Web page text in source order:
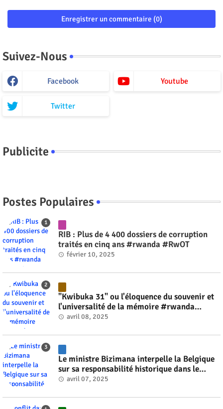
Enregistrer un commentaire (0)
Suivez-Nous
Facebook Youtube
Twitter
Publicite
Postes Populaires
RIB : Plus de 4 400 dossiers de corruption
traités en cinq ans #rwanda #RwOT
février 10, 2025
"Kwibuka 31" ou l'éloquence du souvenir et
l'universalité de la mémoire #rwanda
#RwOT
avril 08, 2025
Le ministre Bizimana interpelle la Belgique
sur sa responsabilité historique dans le
génocide #rwanda #RwOT
avril 07, 2025